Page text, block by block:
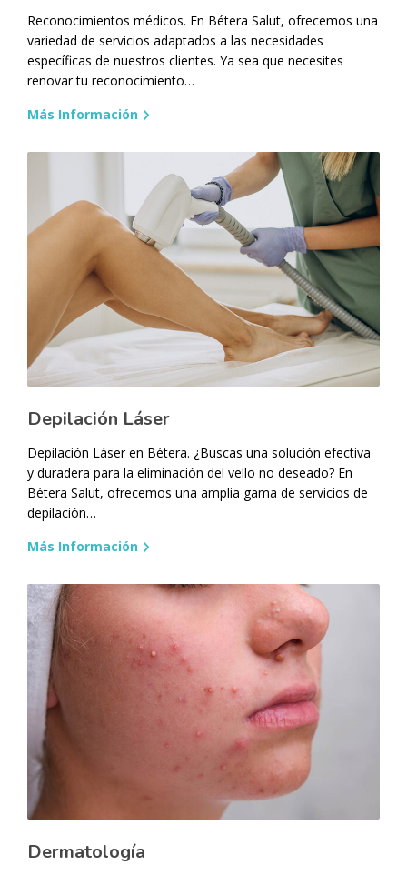
Reconocimientos médicos. En Bétera Salut, ofrecemos una
variedad de servicios adaptados a las necesidades
específicas de nuestros clientes. Ya sea que necesites
renovar tu reconocimiento…
Más Información
Depilación Láser
Depilación Láser en Bétera. ¿Buscas una solución efectiva
y duradera para la eliminación del vello no deseado? En
Bétera Salut, ofrecemos una amplia gama de servicios de
depilación…
Más Información
Dermatología